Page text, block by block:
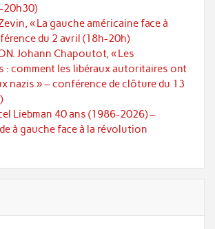
20h30)
« La gauche américaine face à
du 2 avril (18h-20h)
Johann Chapoutot, « Les
: comment les libéraux autoritaires ont
nazis » – conférence de clôture du 13
Liebman 40 ans (1986-2026) –
à gauche face à la révolution